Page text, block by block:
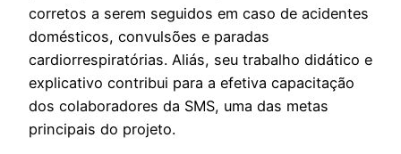
corretos a serem seguidos em caso de acidentes
domésticos, convulsões e paradas
cardiorrespiratórias. Aliás, seu trabalho didático e
explicativo contribui para a efetiva capacitação
dos colaboradores da SMS, uma das metas
principais do projeto.